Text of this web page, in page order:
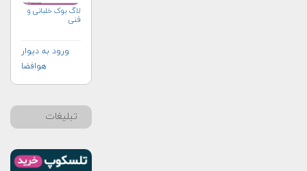
لاگ بوک خلبانی و
فنی
ورود به دیوار
هوافضا
تبلیغات